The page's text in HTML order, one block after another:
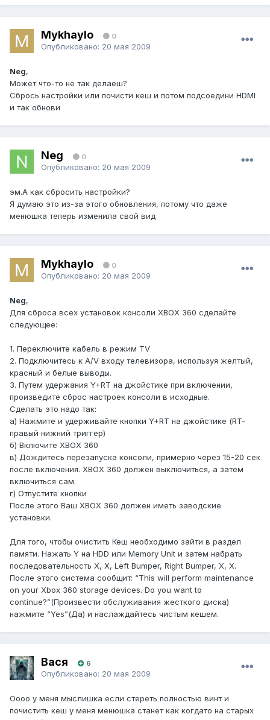
Mykhaylo 0
Опубликовано: 20 мая 2009
Neg,
Может что-то не так делаеш?
Сбрось настройки или почисти кеш и потом подсоедини HDMI
и так обнови
Neg 0
Опубликовано: 20 мая 2009
эм.А как сбросить настройки?
Я думаю это из-за этого обновления, потому что даже
менюшка теперь изменила свой вид
Mykhaylo 0
Опубликовано: 20 мая 2009
Neg,
Для сброса всех установок консоли XBOX 360 сделайте
следующее:
1. Переключите кабель в режим TV
2. Подключитесь к A/V входу телевизора, используя желтый,
красный и белые выводы.
3. Путем удержания Y+RT на джойстике при включении,
произведите сброс настроек консоли в исходные.
Сделать это надо так:
а) Нажмите и удерживайте кнопки Y+RT на джойстике (RT-
правый нижний триггер)
б) Включите XBOX 360
в) Дождитесь перезапуска консоли, примерно через 15-20 сек
после включения. XBOX 360 должен выключиться, а затем
включиться сам.
г) Отпустите кнопки
После этого Ваш XBOX 360 должен иметь заводские
установки.
Для того, чтобы очистить Кеш необходимо зайти в раздел
памяти. Нажать Y на HDD или Memory Unit и затем набрать
последовательность X, X, Left Bumper, Right Bumper, X, X.
После этого система сообщит: “This will perform maintenance
on your Xbox 360 storage devices. Do you want to
continue?”(Произвести обслуживания жесткого диска)
нажмите “Yes”(Да) и наслаждайтесь чистым кешем.
Вася 6
Опубликовано: 20 мая 2009
Оооо у меня мыслишка если стереть полностью винт и
почистить кеш у меня менюшка станет как когдато на старых